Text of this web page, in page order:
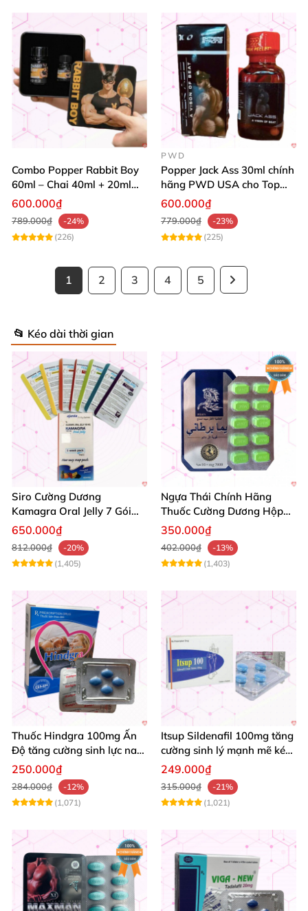
Combo Popper Rabbit Boy
60ml – Chai 40ml + 20ml
Siêu Mạnh Dành Riêng Cho
600.000₫
789.000₫
-24%
(226)
PWD
Popper Jack Ass 30ml chính
hãng PWD USA cho Top
Bot
600.000₫
779.000₫
-23%
(225)
1 2 3 4 5
📂 Kéo dài thời gian
Siro Cường Dương
Kamagra Oral Jelly 7 Gói
Hương Trái Cây Tăng
Cường Sinh Lực
650.000₫
812.000₫
-20%
(1,405)
Ngựa Thái Chính Hãng
Thuốc Cường Dương Hộp
10 Viên Kéo Dài Thời Gian
350.000₫
402.000₫
-13%
(1,403)
Thuốc Hindgra 100mg Ấn
Độ tăng cường sinh lực nam
chống xuất tinh sớm mua
250.000₫
284.000₫
-12%
(1,071)
Itsup Sildenafil 100mg tăng
cường sinh lý mạnh mẽ kéo
dài thời gian nam
249.000₫
315.000₫
-21%
(1,021)